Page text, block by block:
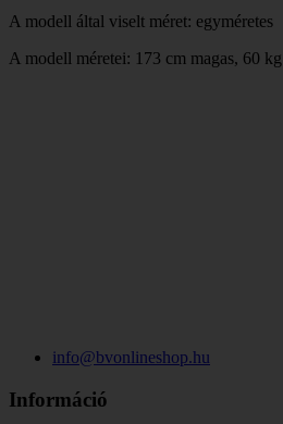
A modell által viselt méret: egyméretes
A modell méretei: 173 cm magas, 60 kg
info@bvonlineshop.hu
Információ